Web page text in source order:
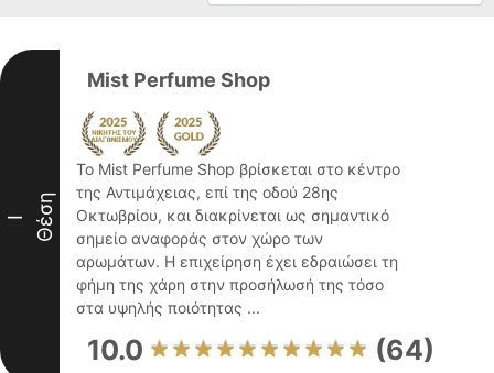
I Θέση
Mist Perfume Shop
Το Mist Perfume Shop βρίσκεται στο κέντρο
της Αντιμάχειας, επί της οδού 28ης
Οκτωβρίου, και διακρίνεται ως σημαντικό
σημείο αναφοράς στον χώρο των
αρωμάτων. Η επιχείρηση έχει εδραιώσει τη
φήμη της χάρη στην προσήλωσή της τόσο
στα υψηλής ποιότητας ...
10.0 (64)